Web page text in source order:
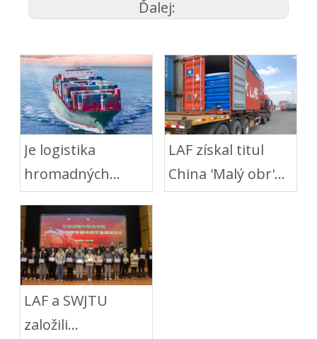
Ďalej:
Je logistika
hromadných
tekutín
ekologickejšia?
LAF získal titul
China 'Malý obr'
Enterprise
LAF a SWJTU
založili